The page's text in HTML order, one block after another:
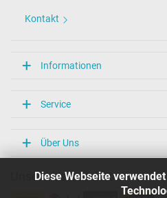
Diese Webseite
Kontakt
Informationen
Service
Über Uns
Unsere Versandarten